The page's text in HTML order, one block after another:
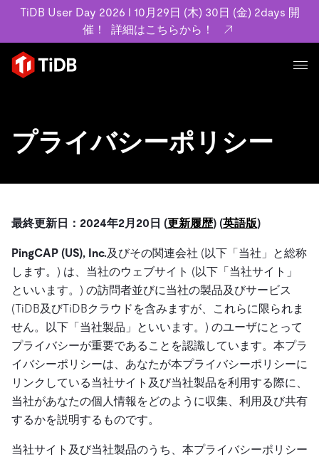
TiDB User Day 2026 l 10月29日 (木) 30日 (金) 2days 開
催！
詳細はこちらから！
プロダクト
MySQL互換の分散データベースで高可用性と水平スケー
ラビリティを備え大規模データをリアルタイムで処理でき
詳細はこちら
TiDB Cloud
TiDB Self-Managed
料金
エコシステム
Integrations
TiKV
TiSpark
OSS Insight
ユースケース
お客様事例やユーザーによる検証結果の記事などを紹介し
業界
フィンテック
Eコマース
SaaS
ユースケース
運用インテリジェンスの活用
MySQLワークロードの近代化
Build GenAI Applications
学習コンテンツ
アーカイブ動画
スライド
エンゲージメント
イベント
Developer Hub
Discord Community
PingCAP University
TiDB Labs
会社概要
規約類
基本規約、TiDBクラウドサービス契約、SLA、利用規約、
プライバシーポリシーなど、契約関連の情報を紹介しま
す。
Trust Hub
お客様のデータの機密性、可用性、安全性について紹介し
ます。
会社概要
ドキュメント
ドキュメント
TiDB Cloud
TiDB
開発者ガイド
無料で始める
プライバシーポリシー
最終更新日：2024年2月20日 (更新履歴) (英語版)
PingCAP (US), Inc.及びその関連会社 (以下「当社」と総称
します。) は、当社のウェブサイト (以下「当社サイト」
といいます。) の訪問者並びに当社の製品及びサービス
(TiDB及びTiDBクラウドを含みますが、これらに限られま
せん。以下「当社製品」といいます。) のユーザにとって
プライバシーが重要であることを認識しています。本プラ
イバシーポリシーは、あなたが本プライバシーポリシーに
リンクしている当社サイト及び当社製品を利用する際に、
当社があなたの個人情報をどのように収集、利用及び共有
するかを説明するものです。
当社サイト及び当社製品のうち、本プライバシーポリシー